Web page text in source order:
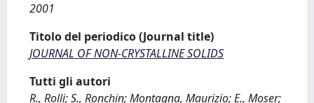
2001
Titolo del periodico (Journal title)
JOURNAL OF NON-CRYSTALLINE SOLIDS
Tutti gli autori
R., Rolli; S., Ronchin; Montagna, Maurizio; E., Moser;